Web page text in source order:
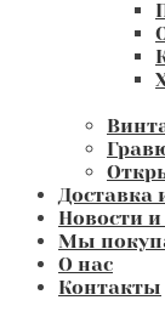
Доставка
Новости и
Мы
О нас
Контакты